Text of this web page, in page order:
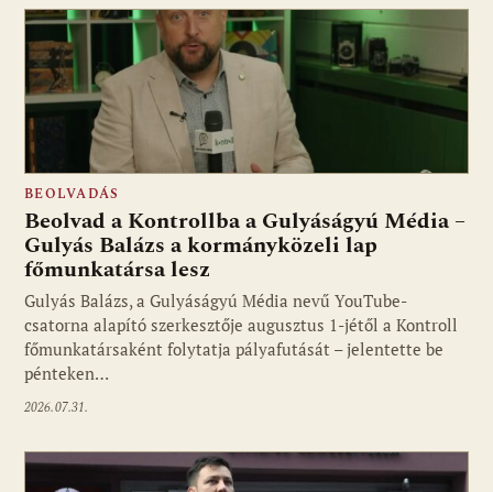
BEOLVADÁS
Beolvad a Kontrollba a Gulyáságyú Média –
Gulyás Balázs a kormányközeli lap
főmunkatársa lesz
Gulyás Balázs, a Gulyáságyú Média nevű YouTube-
csatorna alapító szerkesztője augusztus 1-jétől a Kontroll
főmunkatársaként folytatja pályafutását – jelentette be
pénteken…
2026.07.31.